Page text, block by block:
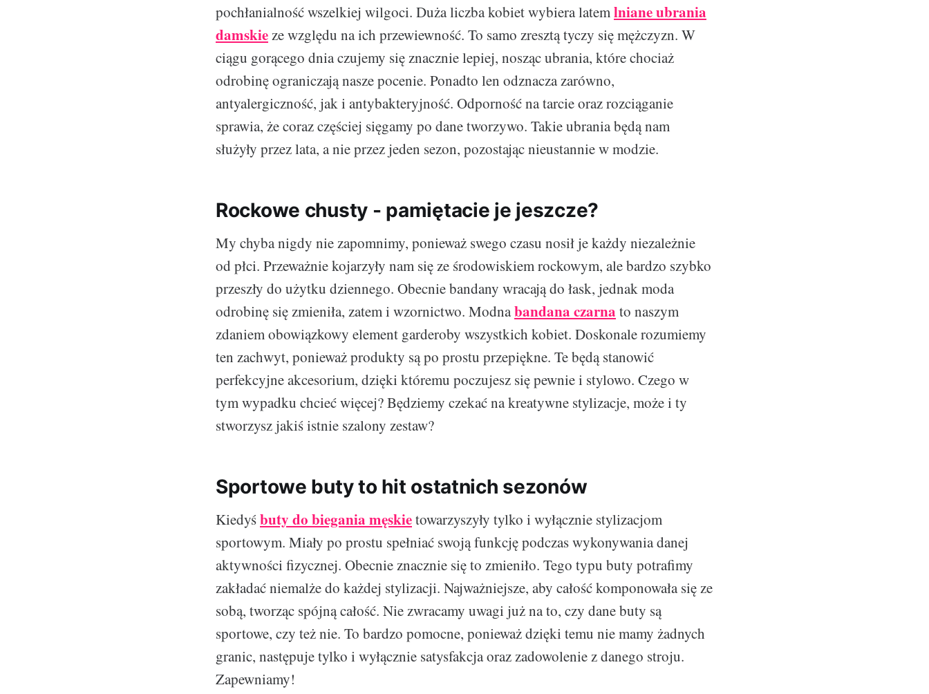
pochłanialność wszelkiej wilgoci. Duża liczba kobiet wybiera latemlniane ubrania
damskieze względu na ich przewiewność. To samo zresztą tyczy się mężczyzn. W
ciągu gorącego dnia czujemy się znacznie lepiej, nosząc ubrania, które chociaż
odrobinę ograniczają nasze pocenie. Ponadto len odznacza zarówno,
antyalergiczność, jak i antybakteryjność. Odporność na tarcie oraz rozciąganie
sprawia, że coraz częściej sięgamy po dane tworzywo. Takie ubrania będą nam
służyły przez lata, a nie przez jeden sezon, pozostając nieustannie w modzie.
Rockowe chusty - pamiętacie je jeszcze?
My chyba nigdy nie zapomnimy, ponieważ swego czasu nosił je każdy niezależnie
od płci. Przeważnie kojarzyły nam się ze środowiskiem rockowym, ale bardzo szybko
przeszły do użytku dziennego. Obecnie bandany wracają do łask, jednak moda
odrobinę się zmieniła, zatem i wzornictwo. Modnabandana czarna to naszym
zdaniem obowiązkowy element garderoby wszystkich kobiet. Doskonale rozumiemy
ten zachwyt, ponieważ produkty są po prostu przepiękne. Te będą stanowić
perfekcyjne akcesorium, dzięki któremu poczujesz się pewnie i stylowo. Czego w
tym wypadku chcieć więcej? Będziemy czekać na kreatywne stylizacje, może i ty
stworzysz jakiś istnie szalony zestaw?
Sportowe buty to hit ostatnich sezonów
Kiedyśbuty do biegania męskietowarzyszyły tylko i wyłącznie stylizacjom
sportowym. Miały po prostu spełniać swoją funkcję podczas wykonywania danej
aktywności fizycznej. Obecnie znacznie się to zmieniło. Tego typu buty potrafimy
zakładać niemalże do każdej stylizacji. Najważniejsze, aby całość komponowała się ze
sobą, tworząc spójną całość. Nie zwracamy uwagi już na to, czy dane buty są
sportowe, czy też nie. To bardzo pomocne, ponieważ dzięki temu nie mamy żadnych
granic, następuje tylko i wyłącznie satysfakcja oraz zadowolenie z danego stroju.
Zapewniamy!